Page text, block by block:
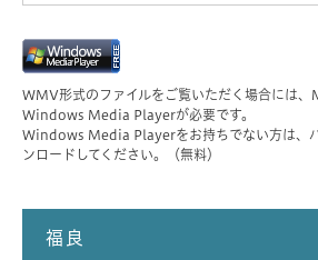
WMV形式のファイルをご覧いただく場合には
Windows Media Playerが必要です。
Windows Media Playerをお持ちでない方は、
ンロードしてください。（無料）
福良